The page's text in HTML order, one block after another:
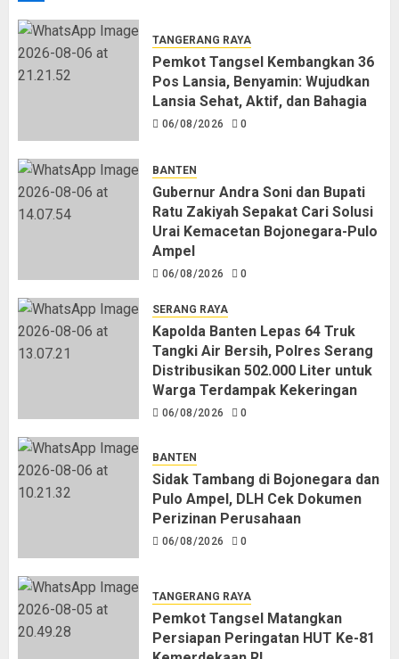
TANGERANG RAYA
Pemkot Tangsel Kembangkan 36
Pos Lansia, Benyamin: Wujudkan
Lansia Sehat, Aktif, dan Bahagia
06/08/2026 0
BANTEN
Gubernur Andra Soni dan Bupati
Ratu Zakiyah Sepakat Cari Solusi
Urai Kemacetan Bojonegara-Pulo
Ampel
06/08/2026 0
SERANG RAYA
Kapolda Banten Lepas 64 Truk
Tangki Air Bersih, Polres Serang
Distribusikan 502.000 Liter untuk
Warga Terdampak Kekeringan
06/08/2026 0
BANTEN
Sidak Tambang di Bojonegara dan
Pulo Ampel, DLH Cek Dokumen
Perizinan Perusahaan
06/08/2026 0
TANGERANG RAYA
Pemkot Tangsel Matangkan
Persiapan Peringatan HUT Ke-81